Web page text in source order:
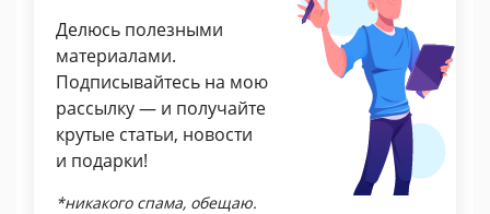
Делюсь полезными
материалами.
Подписывайтесь на мою
рассылку — и получайте
крутые статьи, новости
и подарки!
*никакого спама, обещаю.